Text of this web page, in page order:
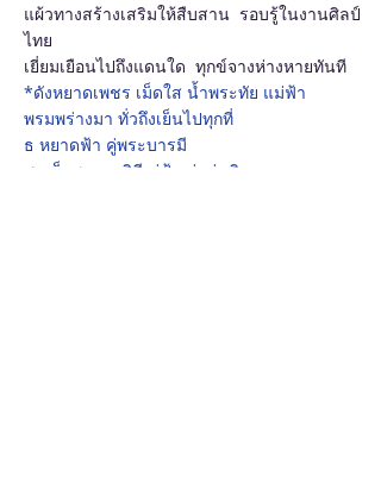
แผ้วทางสร้างเสริมให้สืบสาน รอบรู้ในงานศิลป์
ไทย
เยี่ยมเยือนไปถึงแดนใด ทุกข์จางห่างหายทันที
*ดังหยาดเพชร เม็ดใส น้ำพระทัย แม่ฟ้า
พรมพร่างมา ทั่วถึงเย็นไปทุกที่
ธ หยาดฟ้า คู่พระบารมี
สมเด็จพระราชินี คู่ฟ้า คู่แผ่นดิน